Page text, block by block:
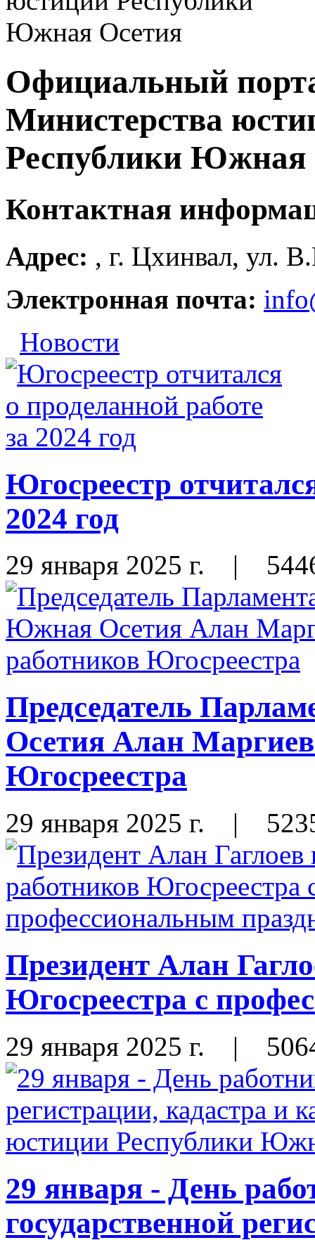
Официальный
Министерства
Республики Южная
Контактная
Адрес: , г. Цхинвал, ул.
Электронная почта:
Новости
Югосреестр
2024 год
29 января 2025 г. |
Председатель
Осетия Алан
Югосреестра
29 января 2025 г. |
Президент Алан
Югосреестра с
29 января 2025 г. |
29 января - День
государственной